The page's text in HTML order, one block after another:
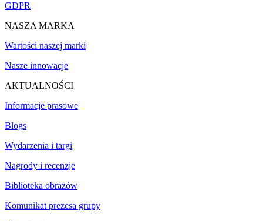
GDPR
NASZA MARKA
Wartości naszej marki
Nasze innowacje
AKTUALNOŚCI
Informacje prasowe
Blogs
Wydarzenia i targi
Nagrody i recenzje
Biblioteka obrazów
Komunikat prezesa grupy